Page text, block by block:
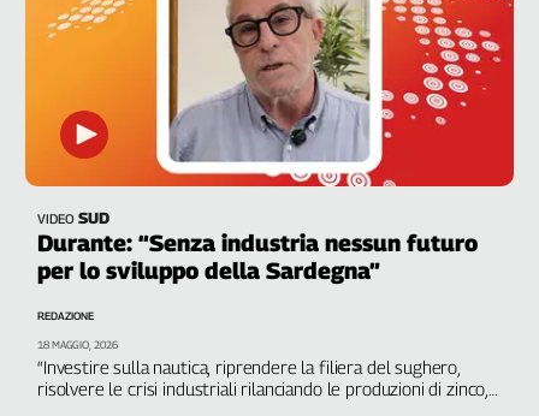
Inserti
Le
tv
Work
Progress
L'Italia
nel
Lavoro
VIDEO SUD
Durante: “Senza industria nessun futuro
per lo sviluppo della Sardegna”
“Investire sulla nautica, riprendere la filiera del sughero,
risolvere le crisi industriali rilanciando le produzioni di zinco,
REDAZIONE
18 MAGGIO, 2026